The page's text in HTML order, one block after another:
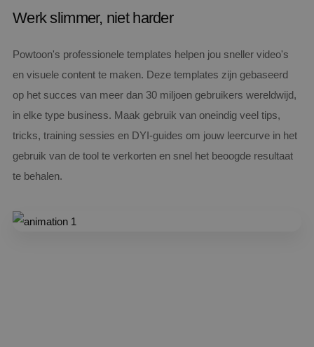
Werk slimmer, niet harder
Powtoon's professionele templates helpen jou sneller video's
en visuele content te maken. Deze templates zijn gebaseerd
op het succes van meer dan 30 miljoen gebruikers wereldwijd,
in elke type business. Maak gebruik van oneindig veel tips,
tricks, training sessies en DYI-guides om jouw leercurve in het
gebruik van de tool te verkorten en snel het beoogde resultaat
te behalen.